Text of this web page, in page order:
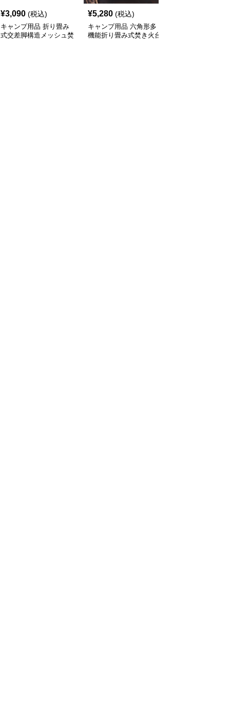
¥3,090 (税込)
キャンプ用品 折り畳み
式交差脚構造メッシュ焚
¥5,280 (税込)
キャンプ用品 六角形多
機能折り畳み式焚き火台